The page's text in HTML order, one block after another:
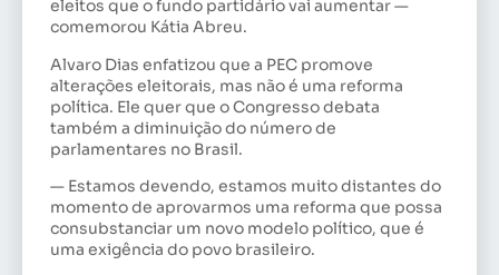
eleitos que o fundo partidário vai aumentar —
comemorou Kátia Abreu.
Alvaro Dias enfatizou que a PEC promove
alterações eleitorais, mas não é uma reforma
política. Ele quer que o Congresso debata
também a diminuição do número de
parlamentares no Brasil.
— Estamos devendo, estamos muito distantes do
momento de aprovarmos uma reforma que possa
consubstanciar um novo modelo político, que é
uma exigência do povo brasileiro.